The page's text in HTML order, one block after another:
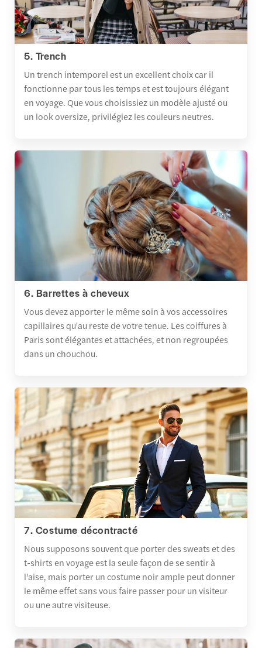
5. Trench
Un trench intemporel est un excellent choix car il
fonctionne par tous les temps et est toujours élégant
en voyage. Que vous choisissiez un modèle ajusté ou
un look oversize, privilégiez les couleurs neutres.
6. Barrettes à cheveux
Vous devez apporter le même soin à vos accessoires
capillaires qu'au reste de votre tenue. Les coiffures à
Paris sont élégantes et attachées, et non regroupées
dans un chouchou.
7. Costume décontracté
Nous supposons souvent que porter des sweats et des
t-shirts en voyage est la seule façon de se sentir à
l'aise, mais porter un costume noir ample peut donner
le même effet sans vous faire passer pour un visiteur
ou une autre visiteuse.